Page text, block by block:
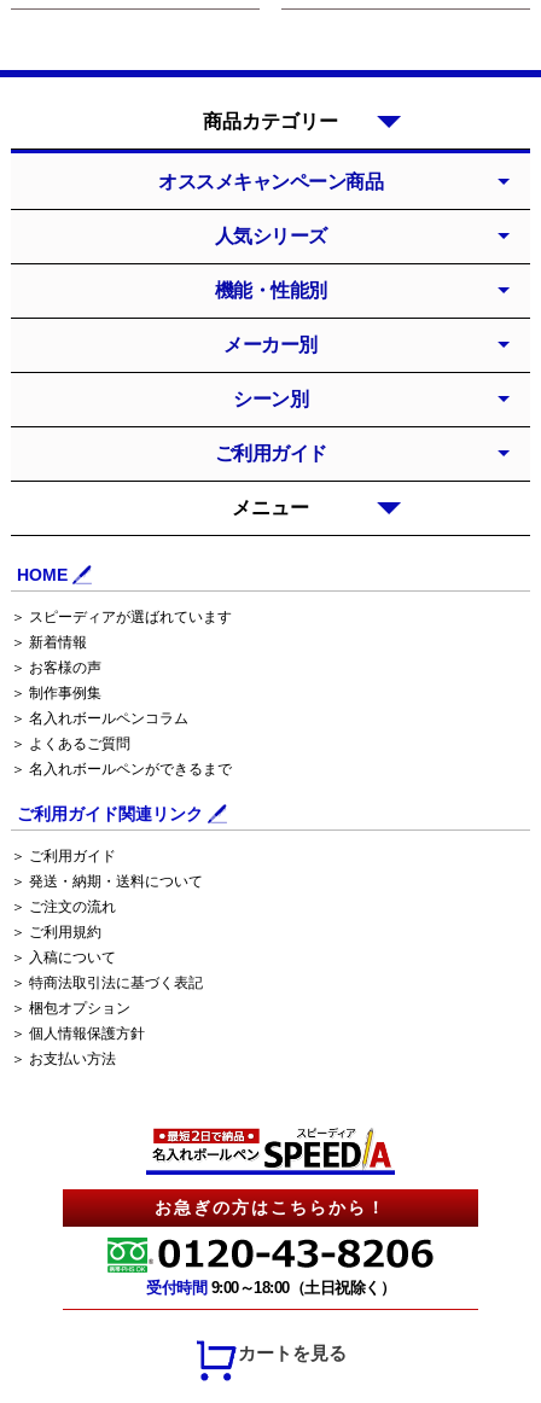
お急ぎの方はこちらから！
受付時間 9:00～18:00（土日祝除く）
カートを見る
HOME
＞ スピーディアが選ばれています
＞ 新着情報
＞ お客様の声
＞ 制作事例集
＞ 名入れボールペンコラム
＞ よくあるご質問
＞ 名入れボールペンができるまで
ご利用ガイド関連リンク
＞ ご利用ガイド
＞ 発送・納期・送料について
＞ ご注文の流れ
＞ ご利用規約
＞ 入稿について
＞ 特商法取引法に基づく表記
＞ 梱包オプション
＞ 個人情報保護方針
＞ お支払い方法
メニュー
オススメキャンペーン商品
人気シリーズ
機能・性能別
メーカー別
シーン別
ご利用ガイド
商品カテゴリー